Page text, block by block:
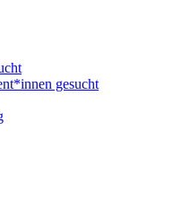
gesucht